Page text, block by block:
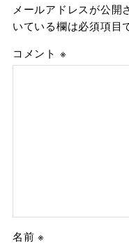
メールアドレスが公開
いている欄は必須項目
コメント ※
名前※